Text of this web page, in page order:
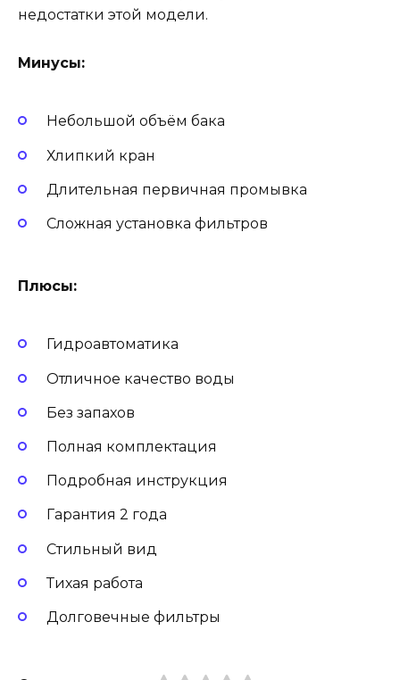
недостатки этой модели.
Минусы:
Небольшой объём бака
Хлипкий кран
Длительная первичная промывка
Сложная установка фильтров
Плюсы:
Гидроавтоматика
Отличное качество воды
Без запахов
Полная комплектация
Подробная инструкция
Гарантия 2 года
Стильный вид
Тихая работа
Долговечные фильтры